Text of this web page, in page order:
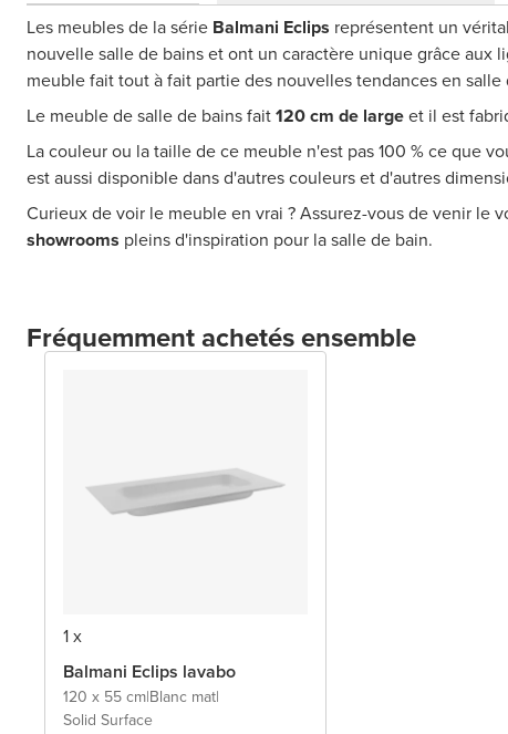
Les meubles de la série Balmani Eclips représentent un
nouvelle salle de bains et ont un caractère unique grâce aux
meuble fait tout à fait partie des nouvelles tendances en salle
Le meuble de salle de bains fait120 cm de largeet il est
La couleur ou la taille de ce meuble n'est pas 100 % ce que
est aussi disponible dans d'autres couleurs et d'autres
Curieux de voir le meuble en vrai ? Assurez-vous de venir le
showrooms pleins d'inspiration pour la salle de bain.
Fréquemment achetés ensemble
1 x
Balmani Eclips lavabo
120 x 55 cm|Blanc mat|
Solid Surface